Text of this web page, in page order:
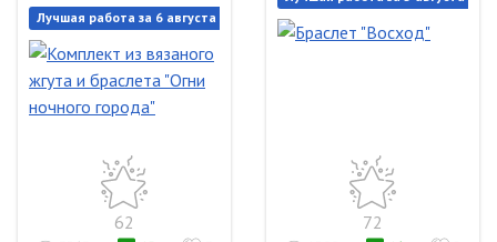
Лучшая работа за 6 августа 2017
62 72